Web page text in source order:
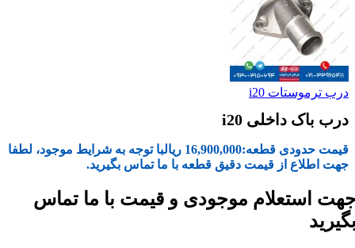
درب ترموستات i20
درب باک داخلی i20
قیمت حدودی قطعه:16,900,000 ریالبا توجه به شرایط موجود، لطفا
جهت اطلاع از قیمت دقیق قطعه با ما تماس بگیرید.
استعلام موجودی و قیمت با ما تماس